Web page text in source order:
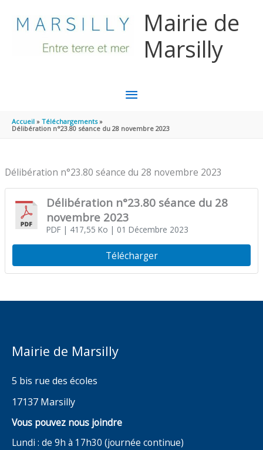
Mairie de
Marsilly
MENU
PRINCIPAL
Accueil
Téléchargements
Délibération n°23.80 séance du 28 novembre 2023
Délibération n°23.80 séance du 28 novembre 2023
Délibération n°23.80 séance du 28
novembre 2023
PDF| 417,55 Ko | 01 Décembre 2023
Télécharger
Mairie de Marsilly
5 bis rue des écoles
17137 Marsilly
Vous pouvez nous joindre
Lundi : de 9h à 17h30 (journée continue)